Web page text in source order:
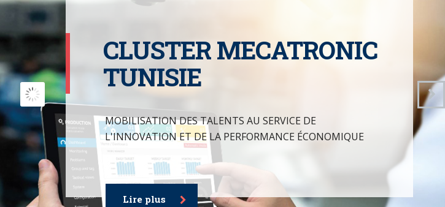
CLUSTER MECATRONIC
TUNISIE
MOBILISATION DES TALENTS AU SERVICE DE
L'INNOVATION ET DE LA PERFORMANCE ÉCONOMIQUE
Lire plus